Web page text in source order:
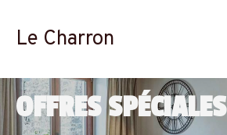
Le Charron
OFFRES SPÉCIALES